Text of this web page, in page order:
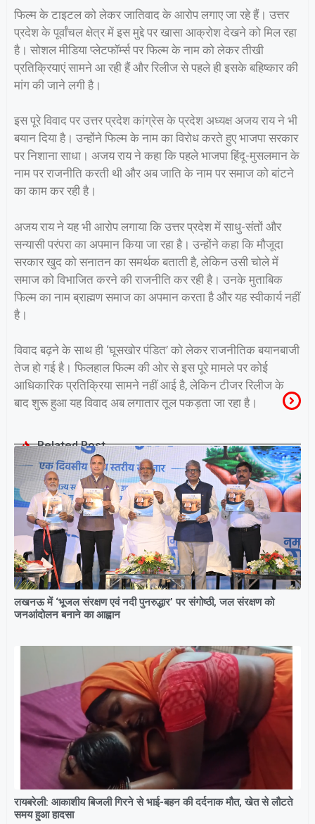
फिल्म के टाइटल को लेकर जातिवाद के आरोप लगाए जा रहे हैं। उत्तर
प्रदेश के पूर्वांचल क्षेत्र में इस मुद्दे पर खासा आक्रोश देखने को मिल रहा
है। सोशल मीडिया प्लेटफॉर्म्स पर फिल्म के नाम को लेकर तीखी
प्रतिक्रियाएं सामने आ रही हैं और रिलीज से पहले ही इसके बहिष्कार की
मांग की जाने लगी है।
इस पूरे विवाद पर उत्तर प्रदेश कांग्रेस के प्रदेश अध्यक्ष अजय राय ने भी
बयान दिया है। उन्होंने फिल्म के नाम का विरोध करते हुए भाजपा सरकार
पर निशाना साधा। अजय राय ने कहा कि पहले भाजपा हिंदू-मुसलमान के
नाम पर राजनीति करती थी और अब जाति के नाम पर समाज को बांटने
का काम कर रही है।
अजय राय ने यह भी आरोप लगाया कि उत्तर प्रदेश में साधु-संतों और
सन्यासी परंपरा का अपमान किया जा रहा है। उन्होंने कहा कि मौजूदा
सरकार खुद को सनातन का समर्थक बताती है, लेकिन उसी चोले में
समाज को विभाजित करने की राजनीति कर रही है। उनके मुताबिक
फिल्म का नाम ब्राह्मण समाज का अपमान करता है और यह स्वीकार्य नहीं
है।
विवाद बढ़ने के साथ ही ‘घूसखोर पंडित’ को लेकर राजनीतिक बयानबाजी
तेज हो गई है। फिलहाल फिल्म की ओर से इस पूरे मामले पर कोई
आधिकारिक प्रतिक्रिया सामने नहीं आई है, लेकिन टीजर रिलीज के
बाद शुरू हुआ यह विवाद अब लगातार तूल पकड़ता जा रहा है।
Related Post
लखनऊ में ‘भूजल संरक्षण एवं नदी पुनरुद्धार’ पर संगोष्ठी, जल संरक्षण को
जनआंदोलन बनाने का आह्वान
रायबरेली: आकाशीय बिजली गिरने से भाई-बहन की दर्दनाक मौत, खेत से लौटते
समय हुआ हादसा